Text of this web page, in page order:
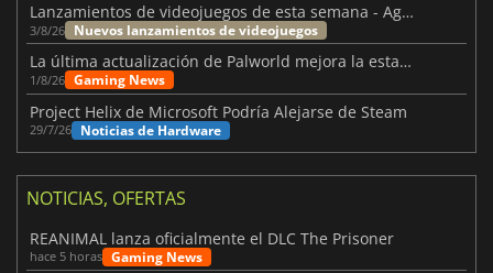
Lanzamientos de videojuegos de esta semana - Agosto de 2026 (semana 32)
3/8/26 Nuevos lanzamientos de videojuegos
La última actualización de Palworld mejora la estabilidad
1/8/26 Gaming News
Project Helix de Microsoft Podría Alejarse de Steam
29/7/26 Noticias de Hardware
NOTICIAS, OFERTAS
REANIMAL lanza oficialmente el DLC The Prisoner
hace 5 horas Gaming News